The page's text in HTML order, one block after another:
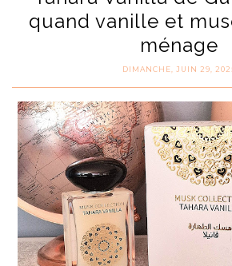
quand vanille et
ménage
DIMANCHE, JUIN 29,